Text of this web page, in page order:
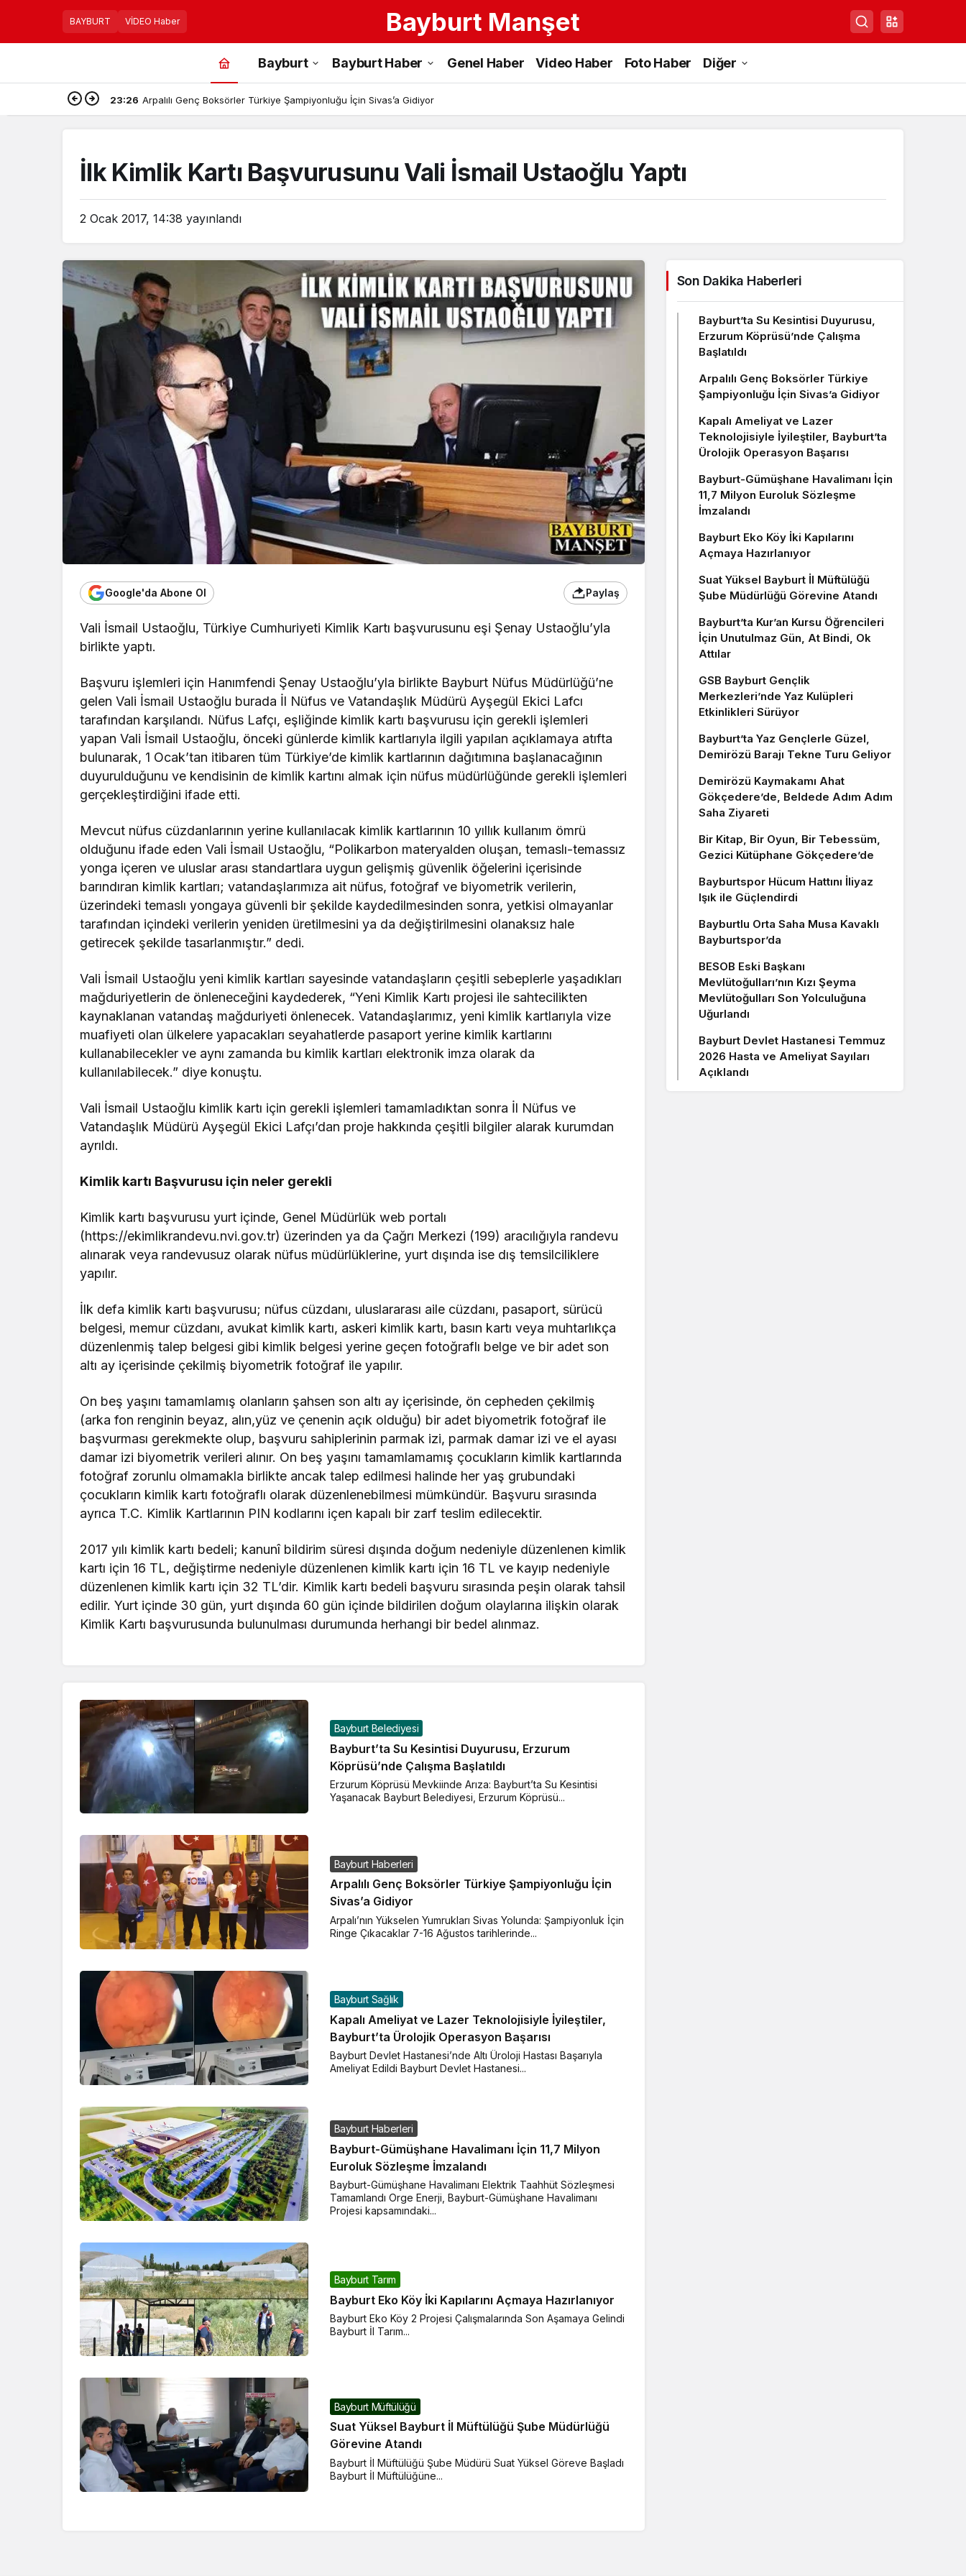
BAYBURT VİDEO Haber Bayburt Manşet
Bayburt Bayburt Haber Genel Haber Video Haber Foto Haber Diğer
23:26 Arpalılı Genç Boksörler Türkiye Şampiyonluğu İçin Sivas’a Gidiyor
İlk Kimlik Kartı Başvurusunu Vali İsmail Ustaoğlu Yaptı
2 Ocak 2017, 14:38 yayınlandı
Google'da Abone Ol Paylaş
Vali İsmail Ustaoğlu, Türkiye Cumhuriyeti Kimlik Kartı başvurusunu eşi Şenay Ustaoğlu’yla
birlikte yaptı.
Başvuru işlemleri için Hanımfendi Şenay Ustaoğlu’yla birlikte Bayburt Nüfus Müdürlüğü’ne
gelen Vali İsmail Ustaoğlu burada İl Nüfus ve Vatandaşlık Müdürü Ayşegül Ekici Lafcı
tarafından karşılandı. Nüfus Lafçı, eşliğinde kimlik kartı başvurusu için gerekli işlemleri
yapan Vali İsmail Ustaoğlu, önceki günlerde kimlik kartlarıyla ilgili yapılan açıklamaya atıfta
bulunarak, 1 Ocak’tan itibaren tüm Türkiye’de kimlik kartlarının dağıtımına başlanacağının
duyurulduğunu ve kendisinin de kimlik kartını almak için nüfus müdürlüğünde gerekli işlemleri
gerçekleştirdiğini ifade etti.
Mevcut nüfus cüzdanlarının yerine kullanılacak kimlik kartlarının 10 yıllık kullanım ömrü
olduğunu ifade eden Vali İsmail Ustaoğlu, “Polikarbon materyalden oluşan, temaslı-temassız
yonga içeren ve uluslar arası standartlara uygun gelişmiş güvenlik öğelerini içerisinde
barındıran kimlik kartları; vatandaşlarımıza ait nüfus, fotoğraf ve biyometrik verilerin,
üzerindeki temaslı yongaya güvenli bir şekilde kaydedilmesinden sonra, yetkisi olmayanlar
tarafından içindeki verilerin yeniden üretilmesini ya da değiştirilmesini olanaksız hale
getirecek şekilde tasarlanmıştır.” dedi.
Vali İsmail Ustaoğlu yeni kimlik kartları sayesinde vatandaşların çeşitli sebeplerle yaşadıkları
mağduriyetlerin de önleneceğini kaydederek, “Yeni Kimlik Kartı projesi ile sahtecilikten
kaynaklanan vatandaş mağduriyeti önlenecek. Vatandaşlarımız, yeni kimlik kartlarıyla vize
muafiyeti olan ülkelere yapacakları seyahatlerde pasaport yerine kimlik kartlarını
kullanabilecekler ve aynı zamanda bu kimlik kartları elektronik imza olarak da
kullanılabilecek.” diye konuştu.
Vali İsmail Ustaoğlu kimlik kartı için gerekli işlemleri tamamladıktan sonra İl Nüfus ve
Vatandaşlık Müdürü Ayşegül Ekici Lafçı’dan proje hakkında çeşitli bilgiler alarak kurumdan
ayrıldı.
Kimlik kartı Başvurusu için neler gerekli
Kimlik kartı başvurusu yurt içinde, Genel Müdürlük web portalı
(https://ekimlikrandevu.nvi.gov.tr) üzerinden ya da Çağrı Merkezi (199) aracılığıyla randevu
alınarak veya randevusuz olarak nüfus müdürlüklerine, yurt dışında ise dış temsilciliklere
yapılır.
İlk defa kimlik kartı başvurusu; nüfus cüzdanı, uluslararası aile cüzdanı, pasaport, sürücü
belgesi, memur cüzdanı, avukat kimlik kartı, askeri kimlik kartı, basın kartı veya muhtarlıkça
düzenlenmiş talep belgesi gibi kimlik belgesi yerine geçen fotoğraflı belge ve bir adet son
altı ay içerisinde çekilmiş biyometrik fotoğraf ile yapılır.
On beş yaşını tamamlamış olanların şahsen son altı ay içerisinde, ön cepheden çekilmiş
(arka fon renginin beyaz, alın,yüz ve çenenin açık olduğu) bir adet biyometrik fotoğraf ile
başvurması gerekmekte olup, başvuru sahiplerinin parmak izi, parmak damar izi ve el ayası
damar izi biyometrik verileri alınır. On beş yaşını tamamlamamış çocukların kimlik kartlarında
fotoğraf zorunlu olmamakla birlikte ancak talep edilmesi halinde her yaş grubundaki
çocukların kimlik kartı fotoğraflı olarak düzenlenebilmesi mümkündür. Başvuru sırasında
ayrıca T.C. Kimlik Kartlarının PIN kodlarını içen kapalı bir zarf teslim edilecektir.
2017 yılı kimlik kartı bedeli; kanunî bildirim süresi dışında doğum nedeniyle düzenlenen kimlik
kartı için 16 TL, değiştirme nedeniyle düzenlenen kimlik kartı için 16 TL ve kayıp nedeniyle
düzenlenen kimlik kartı için 32 TL’dir. Kimlik kartı bedeli başvuru sırasında peşin olarak tahsil
edilir. Yurt içinde 30 gün, yurt dışında 60 gün içinde bildirilen doğum olaylarına ilişkin olarak
Kimlik Kartı başvurusunda bulunulması durumunda herhangi bir bedel alınmaz.
Bayburt Belediyesi
Bayburt’ta Su Kesintisi Duyurusu, Erzurum
Köprüsü’nde Çalışma Başlatıldı
Erzurum Köprüsü Mevkiinde Arıza: Bayburt’ta Su Kesintisi
Yaşanacak Bayburt Belediyesi, Erzurum Köprüsü...
Bayburt Haberleri
Arpalılı Genç Boksörler Türkiye Şampiyonluğu İçin
Sivas’a Gidiyor
Arpalı’nın Yükselen Yumrukları Sivas Yolunda: Şampiyonluk İçin
Ringe Çıkacaklar 7-16 Ağustos tarihlerinde...
Bayburt Sağlık
Kapalı Ameliyat ve Lazer Teknolojisiyle İyileştiler,
Bayburt’ta Ürolojik Operasyon Başarısı
Bayburt Devlet Hastanesi’nde Altı Üroloji Hastası Başarıyla
Ameliyat Edildi Bayburt Devlet Hastanesi...
Bayburt Haberleri
Bayburt-Gümüşhane Havalimanı İçin 11,7 Milyon
Euroluk Sözleşme İmzalandı
Bayburt-Gümüşhane Havalimanı Elektrik Taahhüt Sözleşmesi
Tamamlandı Orge Enerji, Bayburt-Gümüşhane Havalimanı
Projesi kapsamındaki...
Bayburt Tarım
Bayburt Eko Köy İki Kapılarını Açmaya Hazırlanıyor
Bayburt Eko Köy 2 Projesi Çalışmalarında Son Aşamaya Gelindi
Bayburt İl Tarım...
Bayburt Müftülüğü
Suat Yüksel Bayburt İl Müftülüğü Şube Müdürlüğü
Görevine Atandı
Bayburt İl Müftülüğü Şube Müdürü Suat Yüksel Göreve Başladı
Bayburt İl Müftülüğüne...
Son Dakika Haberleri
Bayburt’ta Su Kesintisi Duyurusu,
Erzurum Köprüsü’nde Çalışma
Başlatıldı
Arpalılı Genç Boksörler Türkiye
Şampiyonluğu İçin Sivas’a Gidiyor
Kapalı Ameliyat ve Lazer
Teknolojisiyle İyileştiler, Bayburt’ta
Ürolojik Operasyon Başarısı
Bayburt-Gümüşhane Havalimanı İçin
11,7 Milyon Euroluk Sözleşme
İmzalandı
Bayburt Eko Köy İki Kapılarını
Açmaya Hazırlanıyor
Suat Yüksel Bayburt İl Müftülüğü
Şube Müdürlüğü Görevine Atandı
Bayburt’ta Kur’an Kursu Öğrencileri
İçin Unutulmaz Gün, At Bindi, Ok
Attılar
GSB Bayburt Gençlik
Merkezleri’nde Yaz Kulüpleri
Etkinlikleri Sürüyor
Bayburt’ta Yaz Gençlerle Güzel,
Demirözü Barajı Tekne Turu Geliyor
Demirözü Kaymakamı Ahat
Gökçedere’de, Beldede Adım Adım
Saha Ziyareti
Bir Kitap, Bir Oyun, Bir Tebessüm,
Gezici Kütüphane Gökçedere’de
Bayburtspor Hücum Hattını İliyaz
Işık ile Güçlendirdi
Bayburtlu Orta Saha Musa Kavaklı
Bayburtspor’da
BESOB Eski Başkanı
Mevlütoğulları’nın Kızı Şeyma
Mevlütoğulları Son Yolculuğuna
Uğurlandı
Bayburt Devlet Hastanesi Temmuz
2026 Hasta ve Ameliyat Sayıları
Açıklandı